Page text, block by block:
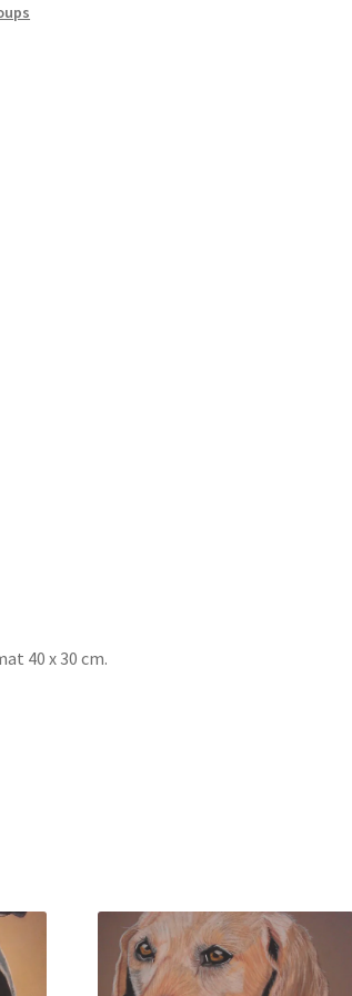
40 x 30 cm.